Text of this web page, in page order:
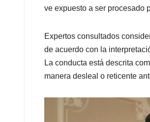
p
k
n
ve expuesto a ser procesado
Expertos consultados
de acuerdo con la
La conducta está descrita
manera desleal o reticente